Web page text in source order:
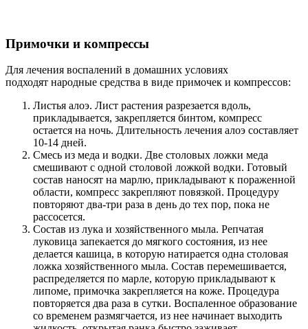
Примочки и компрессы
Для лечения воспалений в домашних условиях
подходят народные средства в виде примочек и компрессов:
Листья алоэ. Лист растения разрезается вдоль,
прикладывается, закрепляется бинтом, компресс
остается на ночь. Длительность лечения алоэ составляет
10-14 дней.
Смесь из меда и водки. Две столовых ложки меда
смешивают с одной столовой ложкой водки. Готовый
состав наносят на марлю, прикладывают к пораженной
области, компресс закрепляют повязкой. Процедуру
повторяют два-три раза в день до тех пор, пока не
рассосется.
Состав из лука и хозяйственного мыла. Репчатая
луковица запекается до мягкого состояния, из нее
делается кашица, в которую натирается одна столовая
ложка хозяйственного мыла. Состав перемешивается,
распределяется по марле, которую прикладывают к
липоме, примочка закрепляется на коже. Процедура
повторяется два раза в сутки. Воспаленное образование
со временем размягчается, из нее начинает выходить